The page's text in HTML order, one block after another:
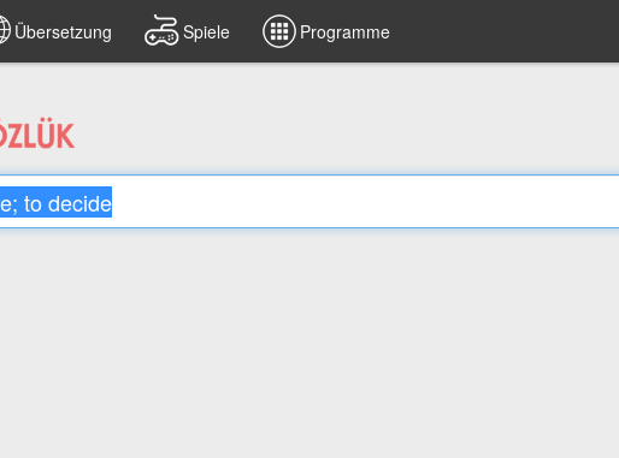
Übersetzung Spiele Programme